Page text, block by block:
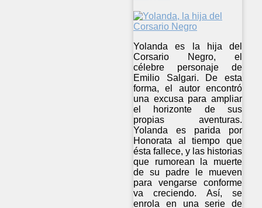
Yolanda es la hija del
Corsario Negro, el
célebre personaje de
Emilio Salgari. De esta
forma, el autor encontró
una excusa para ampliar
el horizonte de sus
propias aventuras.
Yolanda es parida por
Honorata al tiempo que
ésta fallece, y las historias
que rumorean la muerte
de su padre le mueven
para vengarse conforme
va creciendo. Así, se
enrola en una serie de